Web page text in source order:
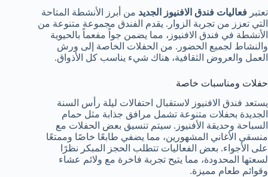
تعتبر فعاليات فندق الافنيوز الجديد من أبرز الأنشطة المتاحة
التي تعزز من تجربة الزوار. يقدم الفندق مجموعة متنوعة من
الأنشطة في فندق الافنيوز، مما يضمن جواً مفعماً بالحيوية
والنشاط لجميع الحضور. من الحفلات الخاصة إلى ورش
العمل والعروض الثقافية، هناك شيء يناسب كل الأذواق.
حفلات ومناسبات خاصة
يستعد فندق الافنيوز لاستقبال احتفالات ليلة رأس السنة
الجديدة بحفلات متنوعة تشمل مرافق جذابة مثل حمام
السباحة وحديقة الأفنيوز. سيتم تنسيق بعض الحفلات مع
منسقي الأغاني المشهورين، مما يضفي طابعًا خاصًا وممتعًا
على الأجواء. بعض الفعاليات تتطلب الحجز المبكر نظرًا
لسعتها المحدودة، مما يتيح تجربة فاخرة مع ولائم عشاء
وقوائم طعام مميزة.